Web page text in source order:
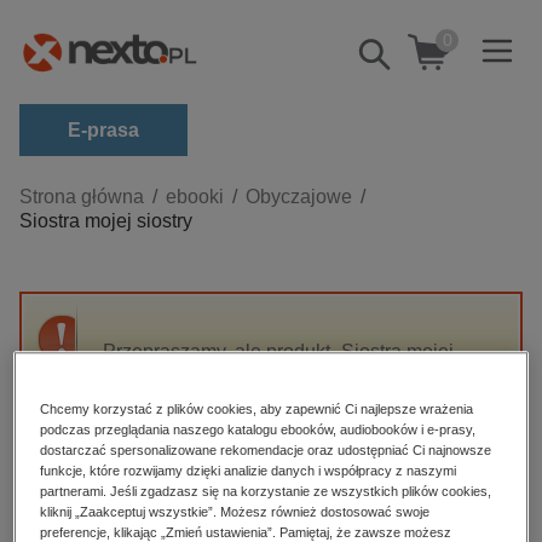
Pokaż/schowaj
wyszukiwarkę
0
E-prasa
Kategorie
Zobacz wszystkie E-prasa
budownictwo, aranżacja wnętrz
darmowe wydania
edukacja
hobby, sport, rozrywka
komputery, internet, technologie, informatyka
Strona główna ebooki
Obyczajowe
Siostra mojej siostry
Przepraszamy, ale produkt „Siostra mojej
High-contrast mode
Polecane
Chcemy korzystać z plików cookies, aby zapewnić Ci najlepsze wrażenia
podczas przeglądania naszego katalogu ebooków, audiobooków i e-prasy,
dostarczać spersonalizowane rekomendacje oraz udostępniać Ci najnowsze
funkcje, które rozwijamy dzięki analizie danych i współpracy z naszymi
partnerami. Jeśli zgadzasz się na korzystanie ze wszystkich plików cookies,
kliknij „Zaakceptuj wszystkie”. Możesz również dostosować swoje
preferencje, klikając „Zmień ustawienia”. Pamiętaj, że zawsze możesz